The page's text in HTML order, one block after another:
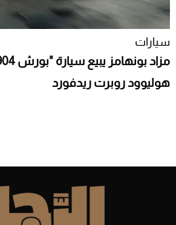
سيارات
هوليوود روبرت ريدفورد